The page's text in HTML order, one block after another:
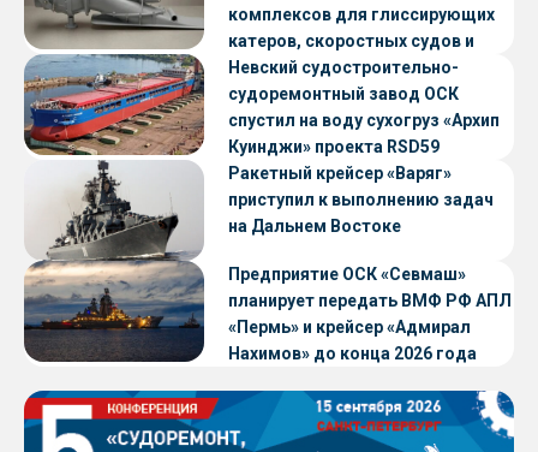
комплексов для глиссирующих
катеров, скоростных судов и
судов с малой осадкой
Невский судостроительно-
судоремонтный завод ОСК
спустил на воду сухогруз «Архип
Куинджи» проекта RSD59
Ракетный крейсер «Варяг»
приступил к выполнению задач
на Дальнем Востоке
Предприятие ОСК «Севмаш»
планирует передать ВМФ РФ АПЛ
«Пермь» и крейсер «Адмирал
Нахимов» до конца 2026 года